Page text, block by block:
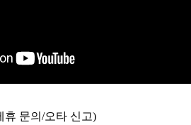
휴 문의/오타 신고)